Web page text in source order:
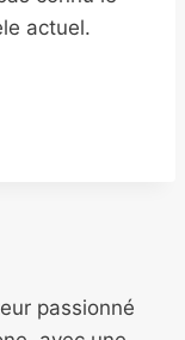
actuel.
passionné